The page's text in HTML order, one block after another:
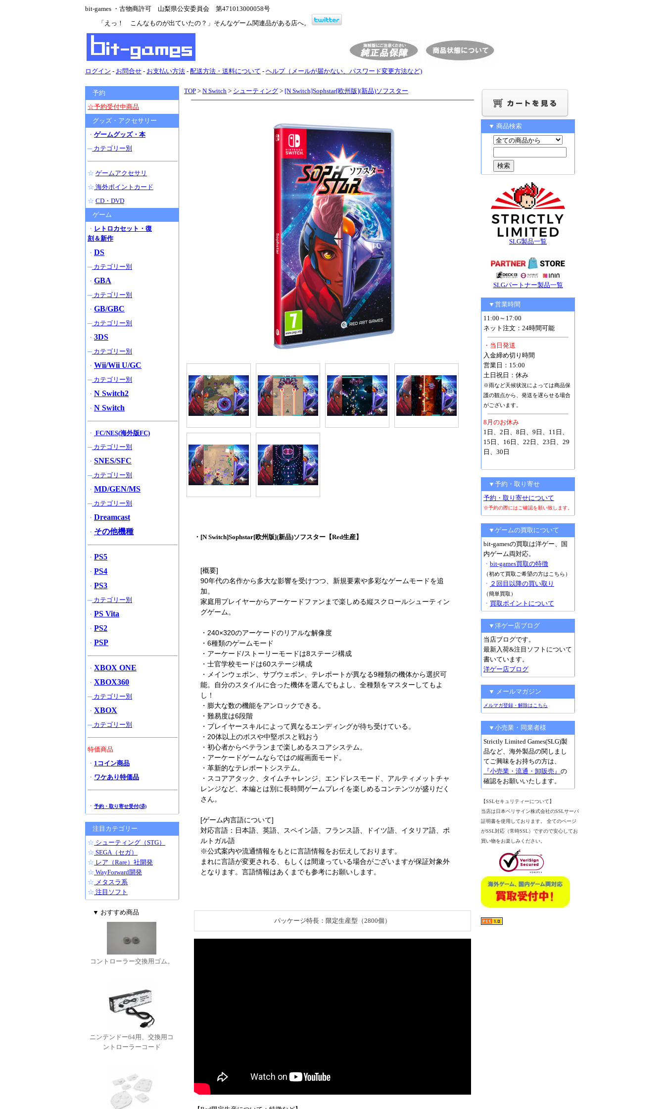
bit-games ・古物商許可 山梨県公安委員会 第471013000058号
「えっ！ こんなものが出ていたの？」そんなゲーム関連品がある店へ。
ログイン - お問合せ - お支払い方法 - 配送方法・送料について - ヘルプ（メールが届かない、パスワード変更方法など)
TOP > N Switch > シューティング > [N Switch]Sophstar[欧州版](新品)ソフスター
・[N Switch]Sophstar[欧州版](新品)ソフスター【Red生産】
[概要]
90年代の名作から多大な影響を受けつつ、新規要素や多彩なゲームモードを追
加。
家庭用プレイヤーからアーケードファンまで楽しめる縦スクロールシューティン
グゲーム。
・240×320のアーケードのリアルな解像度
・6種類のゲームモード
・アーケード/ストーリーモードは8ステージ構成
・士官学校モードは60ステージ構成
・メインウェポン、サブウェポン、テレポートが異なる9種類の機体から選択可
能。自分のスタイルに合った機体を選んでもよし、全種類をマスターしてもよ
し！
・膨大な数の機能をアンロックできる。
・難易度は6段階
・プレイヤースキルによって異なるエンディングが待ち受けている。
・20体以上のボスや中堅ボスと戦おう
・初心者からベテランまで楽しめるスコアシステム。
・アーケードゲームならではの縦画面モード。
・革新的なテレポートシステム。
・スコアアタック、タイムチャレンジ、エンドレスモード、アルティメットチャ
レンジなど、本編とは別に長時間ゲームプレイを楽しめるコンテンツが盛りだく
さん。
[ゲーム内言語について]
対応言語：日本語、英語、スペイン語、フランス語、ドイツ語、イタリア語、ポ
ルトガル語
※公式案内や流通情報をもとに言語情報をお伝えしております。
まれに言語が変更される、もしくは間違っている場合がございますが保証対象外
となります。言語情報はあくまでも参考にお願いします。
パッケージ特長：限定生産型（2800個）
予約
☆予約受付中商品
グッズ・アクセサリー
・ ゲームグッズ・本
─カテゴリー別
☆ ゲームアクセサリ
☆ 海外ポイントカード
☆ CD・DVD
ゲーム
・ レトロカセット・復
刻＆新作
・ DS
─カテゴリー別
・ GBA
─カテゴリー別
・ GB/GBC
─カテゴリー別
・ 3DS
─カテゴリー別
・ Wii/Wii U/GC
─カテゴリー別
・ N Switch2
・ N Switch
・ FC/NES(海外版FC)
─カテゴリー別
・ SNES/SFC
─カテゴリー別
・ MD/GEN/MS
─カテゴリー別
・ Dreamcast
・ その他機種
・ PS5
・ PS4
・ PS3
─カテゴリー別
・ PS Vita
・ PS2
・ PSP
・ XBOX ONE
・ XBOX360
─カテゴリー別
・ XBOX
─カテゴリー別
特価商品
・ 1コイン商品
・ ワケあり特価品
・ 予約・取り寄せ受付(済)
注目カテゴリー
☆ シューティング（STG）
☆ SEGA（セガ）
☆ レア（Rare）社開発
☆ WayForward開発
☆ メタスラ系
☆ 注目ソフト
▼ おすすめ商品
コントローラー交換用ゴム。
ニンテンドー64用、交換用コ
ントローラーコード
▼ 商品検索
SLG製品一覧
SLGパートナー製品一覧
▼営業時間
11:00～17:00
ネット注文：24時間可能
・当日発送
入金締め切り時間
営業日：15:00
土日祝日：休み
※雨など天候状況によっては商品保
護の観点から、発送を遅らせる場合
がございます。
8月のお休み
1日、2日、8日、9日、11日、
15日、16日、22日、23日、29
日、30日
▼予約・取り寄せ
予約・取り寄せについて
※予約の際にはご確認を願い致します。
▼ゲームの買取について
bit-gamesの買取は洋ゲー、国
内ゲーム両対応。
・ bit-games買取の特徴
（初めて買取ご希望の方はこちら）
・ ２回目以降の買い取り
（簡単買取）
・ 買取ポイントについて
▼洋ゲー店ブログ
当店ブログです。
最新入荷&注目ソフトについて
書いています。
洋ゲー店ブログ
▼ メールマガジン
メルマガ登録・解除はこちら
▼小売業・同業者様
Strictly Limited Games(SLG)製
品など、海外製品の関しまし
てご興味をお持ちの方は、
『小売業・流通・卸販売』 の
確認をお願いいたします。
【SSLセキュリティーについて】
当店は日本ベリサイン株式会社のSSLサーバ
証明書を使用しております。 全てのページ
がSSL対応（常時SSL）ですので安心してお
買い物をお楽しみください。